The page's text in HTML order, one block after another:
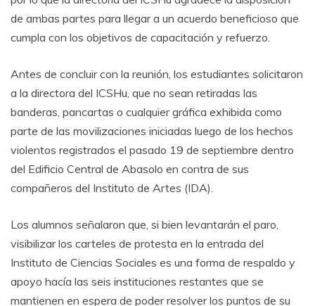
de ambas partes para llegar a un acuerdo beneficioso que
cumpla con los objetivos de capacitación y refuerzo.
Antes de concluir con la reunión, los estudiantes solicitaron
a la directora del ICSHu, que no sean retiradas las
banderas, pancartas o cualquier gráfica exhibida como
parte de las movilizaciones iniciadas luego de los hechos
violentos registrados el pasado 19 de septiembre dentro
del Edificio Central de Abasolo en contra de sus
compañeros del Instituto de Artes (IDA).
Los alumnos señalaron que, si bien levantarán el paro,
visibilizar los carteles de protesta en la entrada del
Instituto de Ciencias Sociales es una forma de respaldo y
apoyo hacía las seis instituciones restantes que se
mantienen en espera de poder resolver los puntos de su